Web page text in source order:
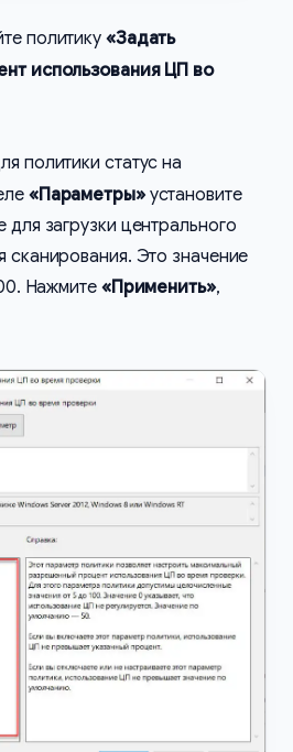
политику «Задать
использования ЦП во
политики статус на
«Параметры»установите
загрузки центрального
Это значение
Нажмите «Применить»,